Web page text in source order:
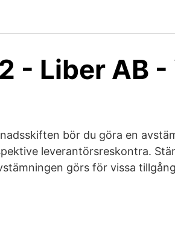
- Liber AB -
bör du göra en
leverantörsreskontra.
görs för vissa